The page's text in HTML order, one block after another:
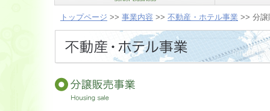
トップページ >> 事業内容 >> 不動産・ホテル事業 >> 分譲